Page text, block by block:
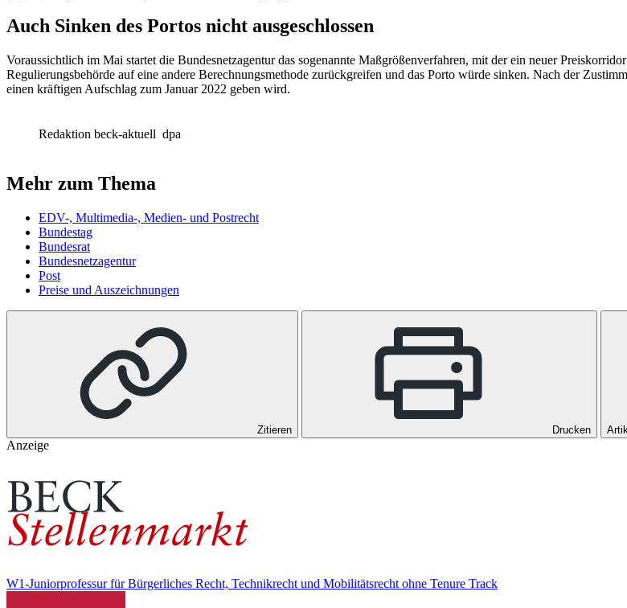
Auch Sinken des Portos nicht ausgeschlossen
Voraussichtlich im Mai startet die Bundesnetzagentur das sogenannte Maßgrößenverfahren, mit der ein neuer
Regulierungsbehörde auf eine andere Berechnungsmethode zurückgreifen und das Porto würde sinken. Nach der
einen kräftigen Aufschlag zum Januar 2022 geben wird.
Redaktion beck-aktuell dpa
Mehr zum Thema
EDV-, Multimedia-, Medien- und Postrecht
Bundestag
Bundesrat
Bundesnetzagentur
Post
Preise und Auszeichnungen
Zitieren Drucken
Anzeige
W1-Juniorprofessur für Bürgerliches Recht, Technikrecht und Mobilitätsrecht ohne Tenure Track